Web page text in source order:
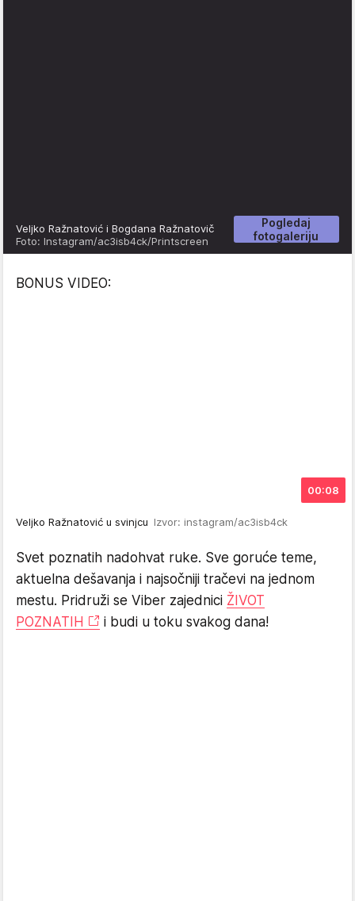
Pogledaj
fotogaleriju
Veljko Ražnatović i Bogdana Ražnatovič
Foto: Instagram/ac3isb4ck/Printscreen
BONUS VIDEO:
00:08
Veljko Ražnatović u svinjcu Izvor: instagram/ac3isb4ck
Svet poznatih nadohvat ruke. Sve goruće teme,
aktuelna dešavanja i najsočniji tračevi na jednom
mestu. Pridruži se Viber zajednici ŽIVOT
POZNATIH
i budi u toku svakog dana!